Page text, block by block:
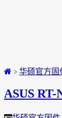
> 华硕官方固
ASUS RT-